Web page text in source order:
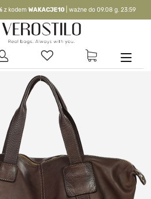
z kodem WAKACJE10 | ważne do 09.08 g. 23:59
| nie dotyczy produktów z flagą OKAZJA >